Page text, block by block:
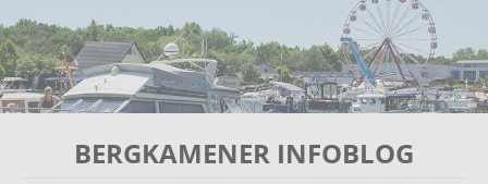
BERGKAMENER INFOBLOG